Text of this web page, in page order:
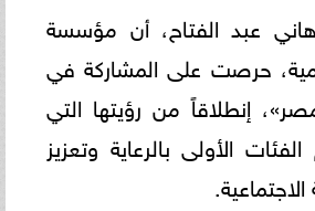
هاني عبد الفتاح، أن مؤسسة
حرصت على المشاركة في
إنطلاقاً من رؤيتها التي
الأولى بالرعاية وتعزيز